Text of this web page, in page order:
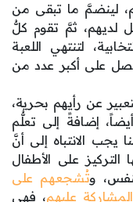
لينضمَّ ما تبقى من
لديهم، ثمَّ تقوم كلُّ
لتنتهي اللعبة
على أكبر عدد من
عن رأيهم بحرية،
إضافةً إلى تعلُّم
يجب الانتباه إلى أنَّ
على الأطفال
وتُشجعهم على
عليهم، فهي